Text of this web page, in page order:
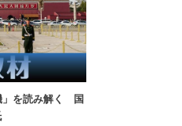
」を読み解く 国